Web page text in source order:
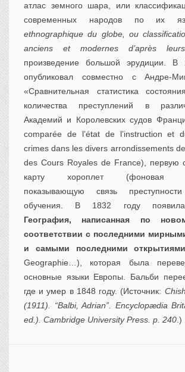
атлас земного шара, или
современных народов по их
ethnographique du globe, ou
anciens et modernes d’après
произведение большой эрудиции. В
опубликовал совместно с Андре-
«Сравнительная статистика
количества преступлений в
Академий и Королевских судов
comparée de l’état de l’instruction et
crimes dans les divers arrondissements
des Cours Royales de France), первую
карту хороплет (фоновая
показывающую связь
обучения. В 1832 году
География, написанная по
соответствии с последними
и самыми последними
Geographie…), которая была
основные языки Европы. Бальби
где и умер в 1848 году. (Источник:
(1911). “Balbi, Adrian”. Encyclopædia
ed.). Cambridge University Press. p. 240 .)